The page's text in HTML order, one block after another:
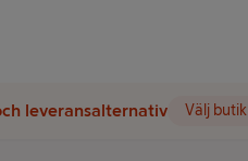
leveransalternativ Välj butik